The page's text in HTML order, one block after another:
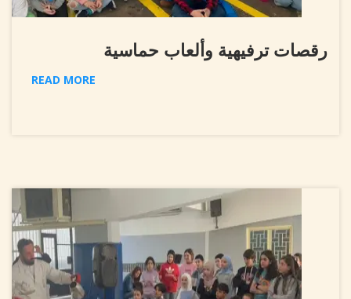
رقصات ترفيهية وألعاب حماسية
READ MORE